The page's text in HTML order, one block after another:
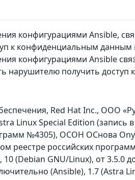
конфигурациями Ansible,
к конфиденциальным данным
конфигурациями Ansible
нарушителю получить
Red Hat Inc., ООО
Linux Special Edition
№4305), ОСОН ОСнова
реестре российских
(Debian GNU/Linux), от 3.5.0
(Ansible), 1.7 (Astra